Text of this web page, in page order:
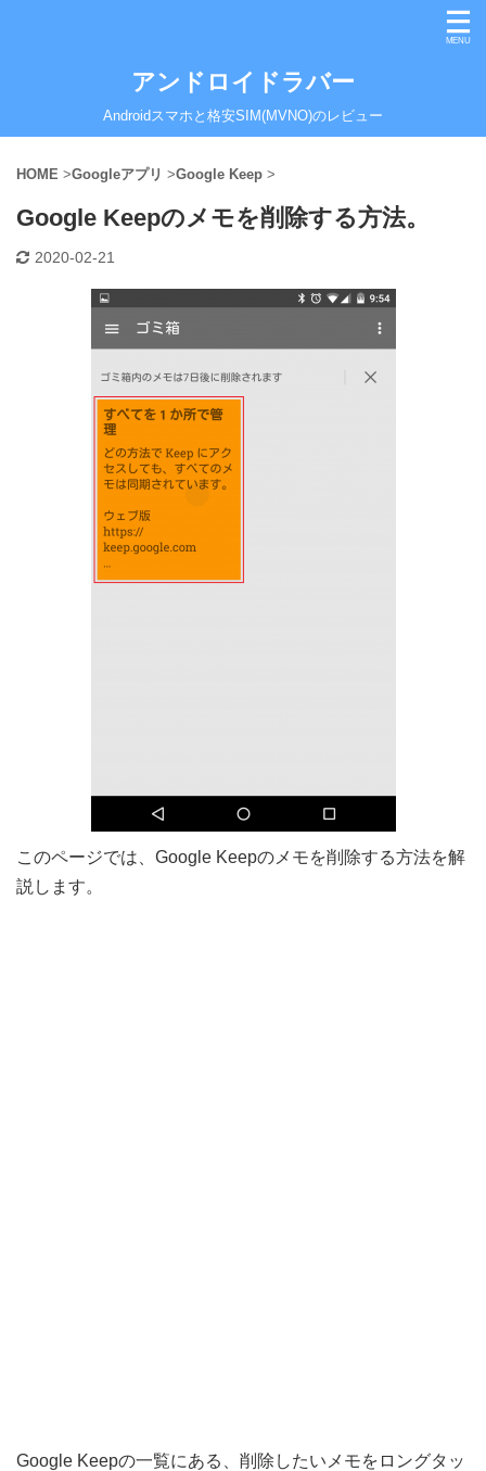
アンドロイドラバー
Androidスマホと格安SIM(MVNO)のレビュー
HOME >Googleアプリ >Google Keep >
Google Keepのメモを削除する方法。
2020-02-21
このページでは、Google Keepのメモを削除する方法を解
説します。
Google Keepの一覧にある、削除したいメモをロングタッ